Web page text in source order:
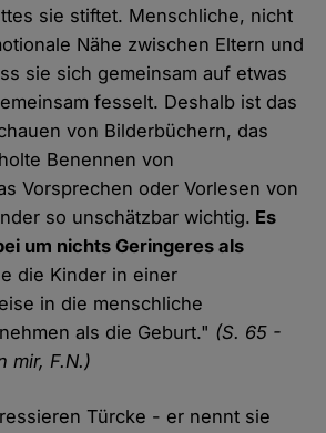
sie stiftet. Menschliche, nicht
Nähe zwischen Eltern und
sie sich gemeinsam auf etwas
fesselt. Deshalb ist das
von Bilderbüchern, das
Benennen von
Vorsprechen oder Vorlesen von
so unschätzbar wichtig. Es
um nichts Geringeres als
die Kinder in einer
in die menschliche
als die Geburt." (S. 65 -
mir, F.N.)
Türcke - er nennt sie